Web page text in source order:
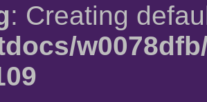
: Creating